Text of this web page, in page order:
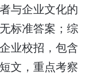
与企业文化的
标准答案；综
业校招，包含
文，重点考察